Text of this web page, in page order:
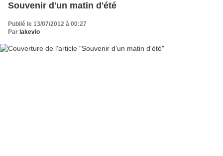
Souvenir d'un matin d'été
Publié le 13/07/2012 à 00:27
Par lakevio